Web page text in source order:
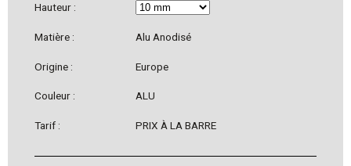
Hauteur :
Matière : Alu Anodisé
Origine : Europe
Couleur : ALU
Tarif : PRIX À LA BARRE